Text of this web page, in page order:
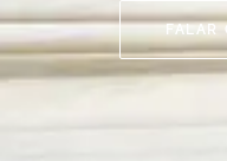
FALAR